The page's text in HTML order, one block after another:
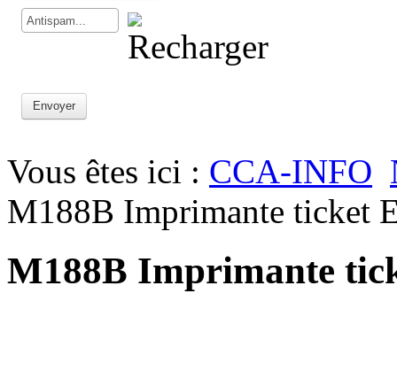
Envoyer
Vous êtes ici : CCA-INFO
M188B Imprimante ticket
M188B Imprimante